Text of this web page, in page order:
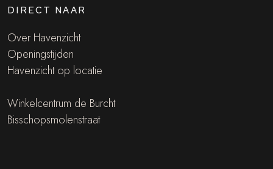
DIRECT NAAR
Over Havenzicht
Openingstijden
Havenzicht op locatie
Winkelcentrum de Burcht
Bisschopsmolenstraat